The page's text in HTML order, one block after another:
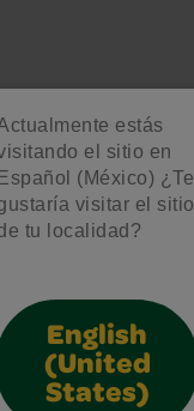
estás
el sitio en
Español (México) ¿Te
visitar el sitio
tu localidad?
English
(United
States)